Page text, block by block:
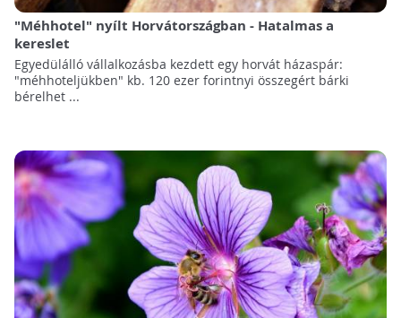
"Méhhotel" nyílt Horvátországban - Hatalmas a
kereslet
Egyedülálló vállalkozásba kezdett egy horvát házaspár:
"méhhoteljükben" kb. 120 ezer forintnyi összegért bárki
bérelhet ...